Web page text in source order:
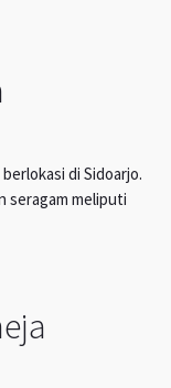
di Sidoarjo.
seragam meliputi